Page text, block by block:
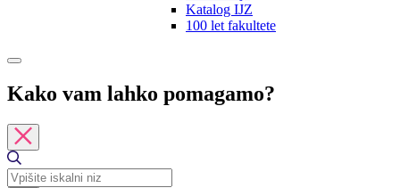
Katalog IJZ
100 let fakultete
Kako vam lahko pomagamo?